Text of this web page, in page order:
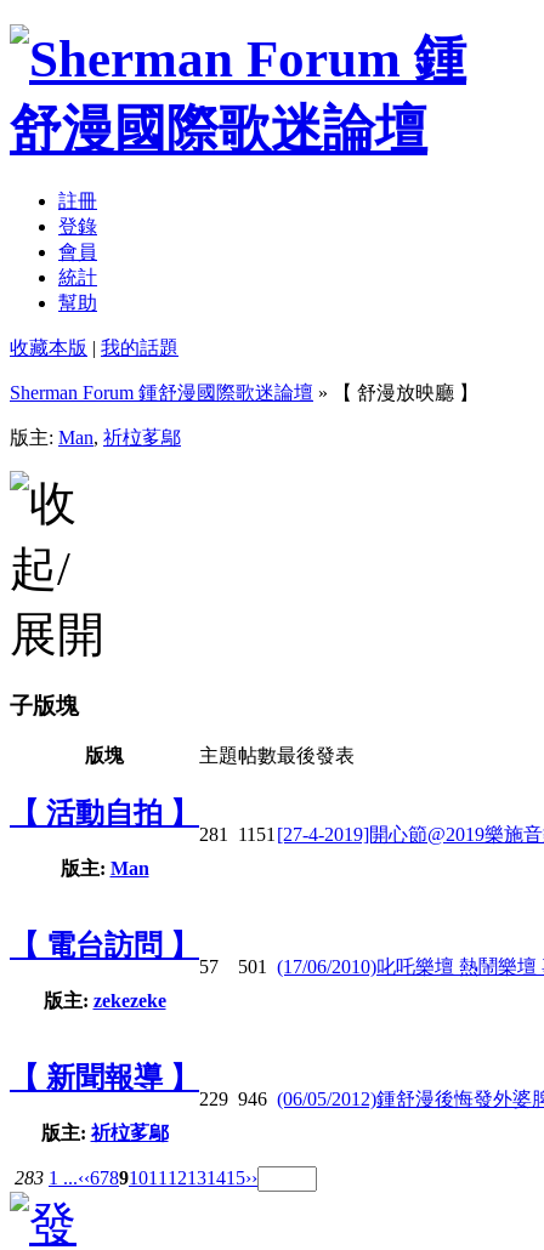
註冊
登錄
會員
統計
幫助
收藏本版 | 我的話題
Sherman Forum 鍾舒漫國際歌迷論壇 » 【 舒漫放映廳 】
版主: Man, 祈柆茤鄔
子版塊
版塊 主題帖數最後發表
【 活動自拍 】
版主: Man
281 1151 [27-4-2019]開心節@2019樂施
【 電台訪問 】
版主: zekezeke
57 501 (17/06/2010)叱吒樂壇 熱鬧樂
【 新聞報導 】
版主: 祈柆茤鄔
229 946 (06/05/2012)鍾舒漫後悔發外婆
283 1 ...‹‹67891011 12131415››